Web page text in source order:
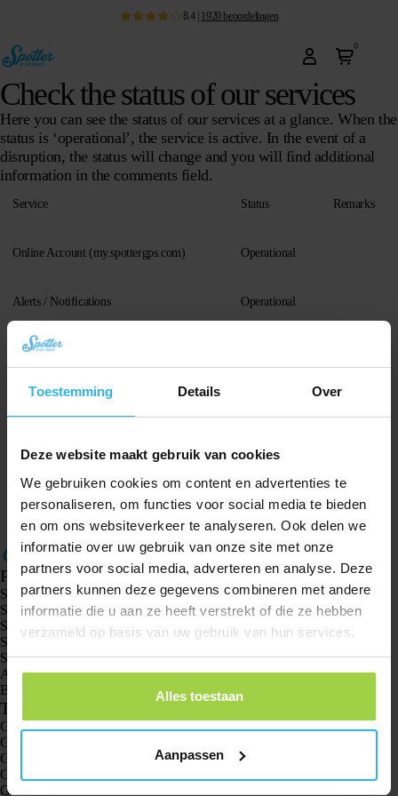
Toestemming Details Over
Deze website maakt gebruik van cookies
We gebruiken cookies om content en advertenties te
personaliseren, om functies voor social media te bieden
en om ons websiteverkeer te analyseren. Ook delen we
informatie over uw gebruik van onze site met onze
partners voor social media, adverteren en analyse. Deze
partners kunnen deze gegevens combineren met andere
informatie die u aan ze heeft verstrekt of die ze hebben
verzameld op basis van uw gebruik van hun services.
Alles toestaan
Aanpassen
8.4| 1920beoordelingen
0
Check the status of our services
Here you can see the status of our services at a glance. When the
status is ‘operational’, the service is active. In the event of a
disruption, the status will change and you will find additional
information in the comments field.
Service Status Remarks
Online Account (my.spottergps.com) Operational
Alerts / Notifications Operational
Android App (
iOS App (latest version
Webshop Operational
Extend credit / usage period Operational
Producten
Spotter GPS tracker X10
Spotter Senior GPS Watch
Spotter GPS Watch Explorer
Spotter GPS Watch Kids
Spotter CatX
Animal Spotter
Bekijk alle producten
Toepassingen
GPS trackers
GPS tracker voor kinderen
GPS horloges voor kinderen
GPS tracker voor katten
GPS tracker voor honden